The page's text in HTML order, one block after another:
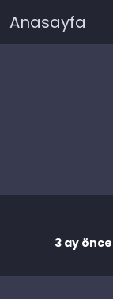
Anasayfa
3 ay önce